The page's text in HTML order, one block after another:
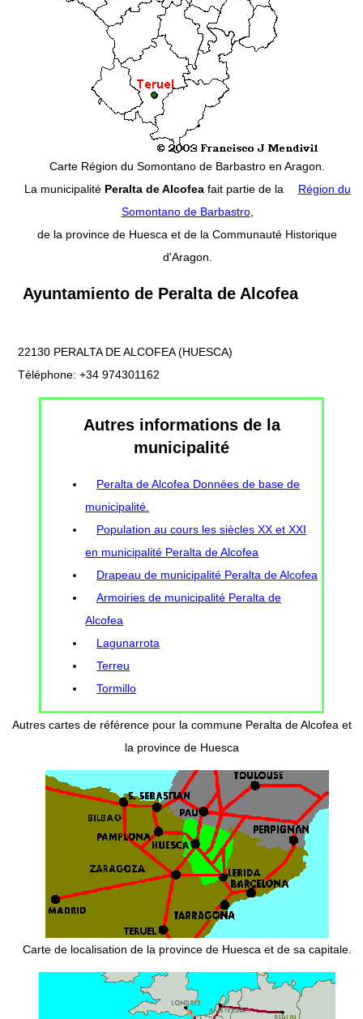
Carte Région du Somontano de Barbastro en Aragon.
La municipalité Peralta de Alcofeafait partie de la
Région du
Somontano de Barbastro,
de la province de Huesca et de la Communauté Historique
d'Aragon.
Ayuntamiento de Peralta de Alcofea
22130 PERALTA DE ALCOFEA (HUESCA)
Téléphone: +34 974301162
Autres informations de la
municipalité
Peralta de Alcofea Données de base de
municipalité.
Population au cours les siècles XX et XXI
en municipalité Peralta de Alcofea
Drapeau de municipalité Peralta de Alcofea
Armoiries de municipalité Peralta de
Alcofea
Lagunarrota
Terreu
Tormillo
Autres cartes de référence pour la commune Peralta de Alcofea et
la province de Huesca
Carte de localisation de la province de Huesca et de sa capitale.